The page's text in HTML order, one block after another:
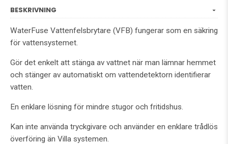
BESKRIVNING
WaterFuse Vattenfelsbrytare (VFB) fungerar som en säkring
för vattensystemet.
Gör det enkelt att stänga av vattnet när man lämnar hemmet
och stänger av automatiskt om vattendetektorn identifierar
vatten.
En enklare lösning för mindre stugor och fritidshus.
Kan inte använda tryckgivare och använder en enklare trådlös
överföring än Villa systemen.